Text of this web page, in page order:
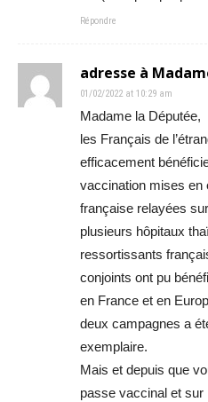
Répondre
adresse à
01/02/2022 at 10:29 am
Madame la Députée,
les Français de
efficacement
vaccination mises
française relayées
plusieurs hôpitaux
ressortissants
conjoints ont pu
en France et en
deux campagnes a
exemplaire.
Mais et depuis que
passe vaccinal et